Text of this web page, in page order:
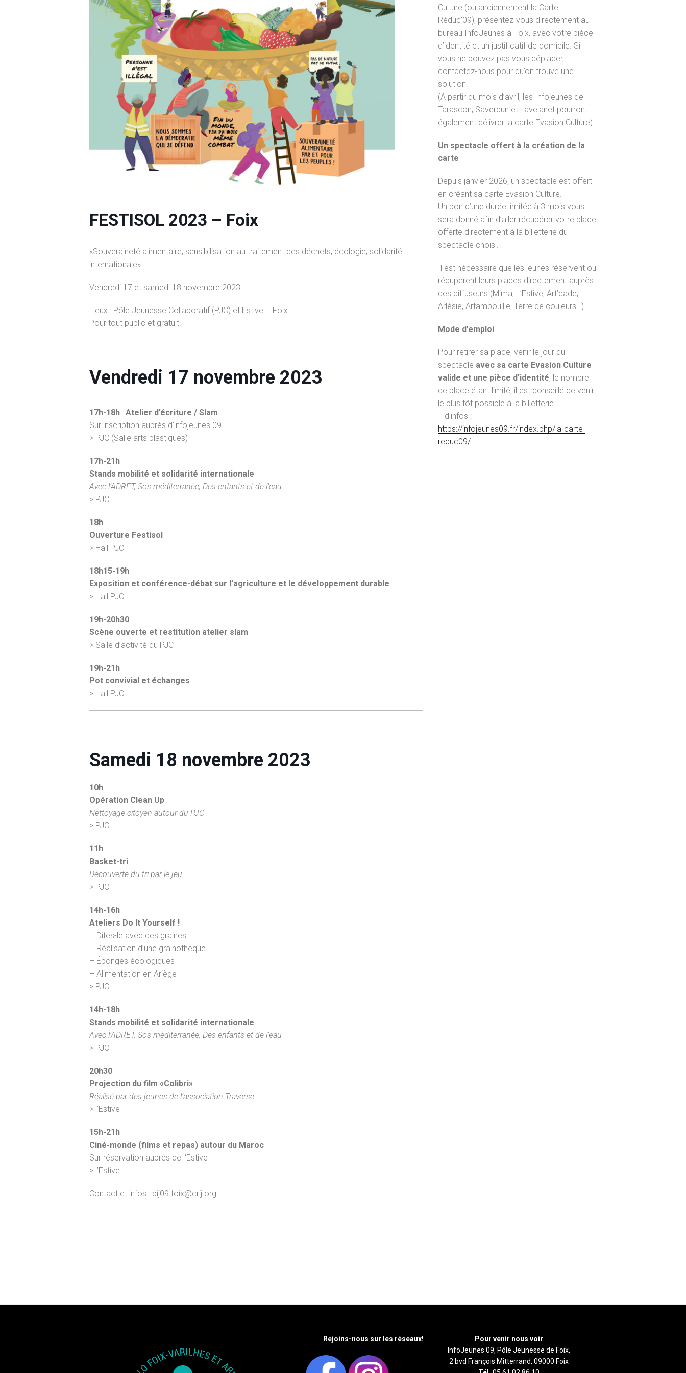
FESTISOL 2023 – Foix
«Souveraineté alimentaire, sensibilisation au traitement des déchets, écologie, solidarité
internationale»
Vendredi 17 et samedi 18 novembre 2023
Lieux : Pôle Jeunesse Collaboratif (PJC) et Estive – Foix
Pour tout public et gratuit.
Vendredi 17 novembre 2023
17h-18h : Atelier d’écriture / Slam
Sur inscription auprès d‘infojeunes 09
> PJC (Salle arts plastiques)
17h-21h
Stands mobilité et solidarité internationale
Avec l’ADRET, Sos méditerranée, Des enfants et de l’eau
> PJC
18h
Ouverture Festisol
> Hall PJC
18h15-19h
Exposition et conférence-débat sur l’agriculture et le développement durable
> Hall PJC
19h-20h30
Scène ouverte et restitution atelier slam
> Salle d’activité du PJC
19h-21h
Pot convivial et échanges
> Hall PJC
Samedi 18 novembre 2023
10h
Opération Clean Up
Nettoyage citoyen autour du PJC
> PJC
11h
Basket-tri
Découverte du tri par le jeu
> PJC
14h-16h
Ateliers Do It Yourself !
– Dites-le avec des graines.
– Réalisation d’une grainothèque
– Éponges écologiques
– Alimentation en Ariège
> PJC
14h-18h
Stands mobilité et solidarité internationale
Avec l’ADRET, Sos méditerranée, Des enfants et de l’eau
> PJC
20h30
Projection du film «Colibri»
Réalisé par des jeunes de l’association Traverse
> l’Estive
15h-21h
Ciné-monde (films et repas) autour du Maroc
Sur réservation auprès de l‘Estive
> l’Estive
Contact et infos : bij09.foix@crij.org
Culture (ou anciennement la Carte
Réduc’09), présentez-vous directement au
bureau InfoJeunes à Foix, avec votre pièce
d’identité et un justificatif de domicile. Si
vous ne pouvez pas vous déplacer,
contactez-nous pour qu’on trouve une
solution.
(A partir du mois d’avril, les Infojeunes de
Tarascon, Saverdun et Lavelanet pourront
également délivrer la carte Evasion Culture)
Un spectacle offert à la création de la
carte
Depuis janvier 2026, un spectacle est offert
en créant sa carte Evasion Culture.
Un bon d’une durée limitée à 3 mois vous
sera donné afin d’aller récupérer votre place
offerte directement à la billetterie du
spectacle choisi.
Il est nécessaire que les jeunes réservent ou
récupèrent leurs places directement auprès
des diffuseurs (Mima, L’Estive, Art’cade,
Arlésie, Artambouille, Terre de couleurs…).
Mode d’emploi
Pour retirer sa place, venir le jour du
spectacle avec sa carte Evasion Culture
valide et une pièce d’identité, le nombre
de place étant limité, il est conseillé de venir
le plus tôt possible à la billetterie.
+ d'infos :
https://infojeunes09.fr/index.php/la-carte-
reduc09/
Rejoins-nous sur les réseaux!
Pour venir nous voir
InfoJeunes 09, Pôle Jeunesse de Foix,
2 bvd François Mitterrand, 09000 Foix